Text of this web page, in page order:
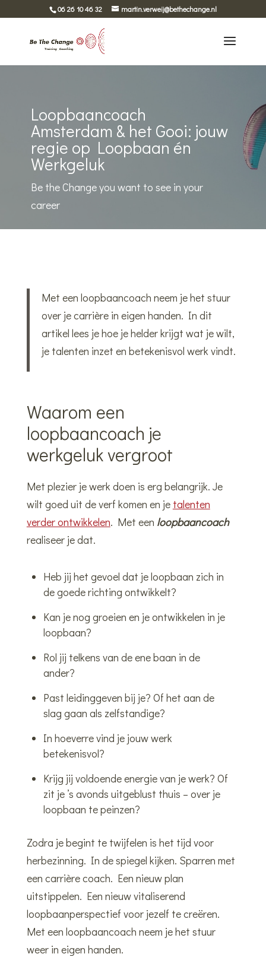
06 26 10 46 32 martin.verweij@bethechange.nl
Loopbaancoach
Amsterdam & het Gooi: jouw
regie op Loopbaan én
Werkgeluk
Be the Change you want to see in your
career
Met een loopbaancoach neem je het stuur
over je carrière in eigen handen. In dit
artikel lees je hoe je helder krijgt wat je wilt,
je talenten inzet en betekenisvol werk vindt.
Waarom een
loopbaancoach je
werkgelukvergroot
Met plezier je werk doen is erg belangrijk. Je
wilt goed uit de verf komen en je talenten
verder ontwikkelen. Met een loopbaancoach
realiseer je dat.
Heb jij het gevoel dat je loopbaan zich in
de goede richting ontwikkelt?
Kan je nog groeien en je ontwikkelen in je
loopbaan?
Rol jij telkens van de ene baan in de
ander?
Past leidinggeven bij je? Of het aan de
slag gaan als zelfstandige?
In hoeverre vind je jouw werk
betekenisvol?
Krijg jij voldoende energie van je werk? Of
zit je ’s avonds uitgeblust thuis – over je
loopbaan te peinzen?
Zodra je begint te twijfelen is het tijd voor
herbezinning. In de spiegel kijken. Sparren met
een carrière coach. Een nieuw plan
uitstippelen. Een nieuw vitaliserend
loopbaanperspectief voor jezelf te creëren.
Met een loopbaancoach neem je het stuur
weer in eigen handen.